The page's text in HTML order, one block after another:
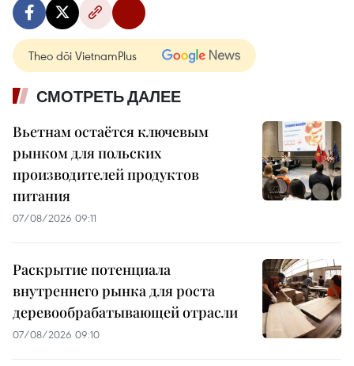
Theo dõi VietnamPlus
СМОТРЕТЬ ДАЛЕЕ
Вьетнам остаётся ключевым
рынком для польских
производителей продуктов
питания
07/08/2026 09:11
Раскрытие потенциала
внутреннего рынка для роста
деревообрабатывающей отрасли
07/08/2026 09:10